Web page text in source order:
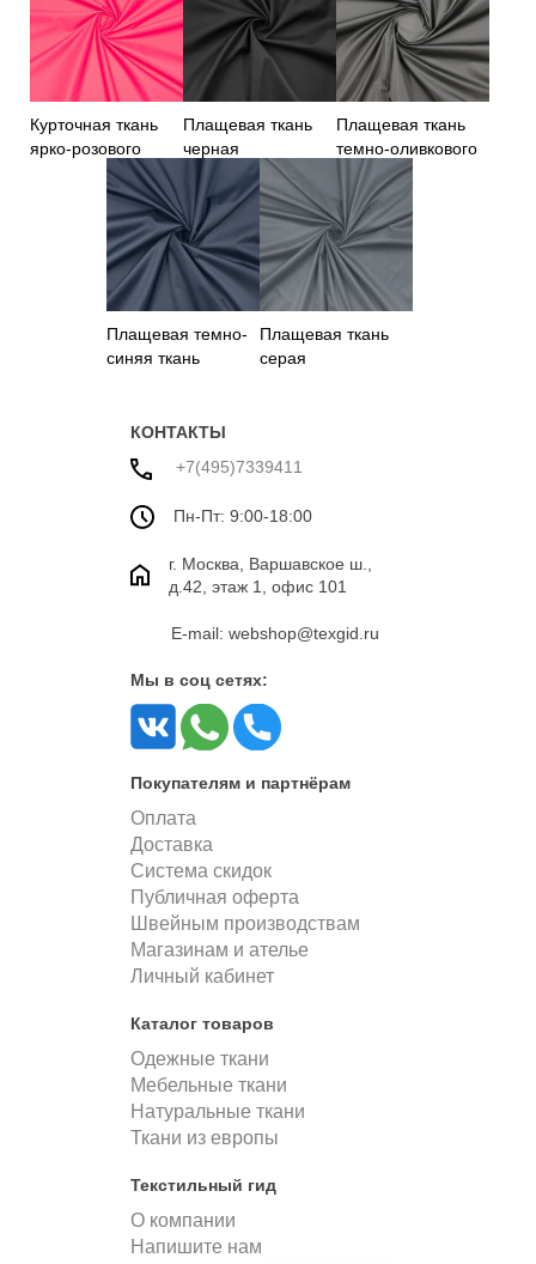
Курточная ткань
ярко-розового
Плащевая ткань
черная
дублированная
Плащевая ткань
темно-оливкового
цвета
Плащевая темно-
синяя ткань
Плащевая ткань
серая
КОНТАКТЫ
+7(495)7339411
Пн-Пт: 9:00-18:00
г. Москва, Варшавское ш.,
д.42, этаж 1, офис 101
E-mail: webshop@texgid.ru
Мы в соц сетях:
Покупателям и партнёрам
Оплата
Доставка
Система скидок
Публичная оферта
Швейным производствам
Магазинам и ателье
Личный кабинет
Каталог товаров
Одежные ткани
Мебельные ткани
Натуральные ткани
Ткани из европы
Текстильный гид
О компании
Напишите нам